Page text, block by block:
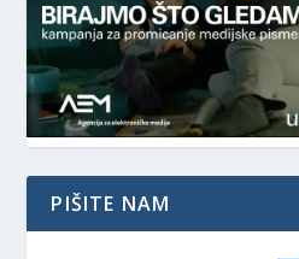
PIŠITE NAM